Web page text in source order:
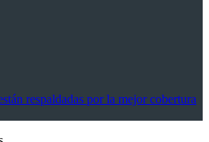
respaldadas por la mejor cobertura